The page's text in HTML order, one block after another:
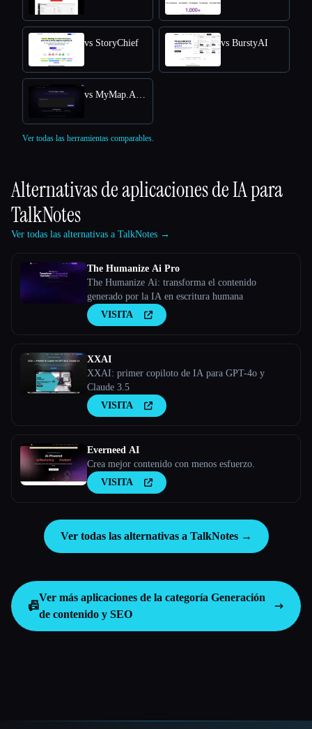
vs StoryChief vs BurstyAI
vs MyMap.AI YouTube Summarizer
Ver todas las herramientas comparables.
Alternativas de aplicaciones de IA para
TalkNotes
Ver todas las alternativas a TalkNotes →
The Humanize Ai Pro
The Humanize Ai: transforma el contenido
generado por la IA en escritura humana
VISITA
XXAI
XXAI: primer copiloto de IA para GPT-4o y
Claude 3.5
VISITA
Everneed AI
Crea mejor contenido con menos esfuerzo.
VISITA
Ver todas las alternativas a TalkNotes →
📠
Ver más aplicaciones de la categoría Generación
de contenido y SEO